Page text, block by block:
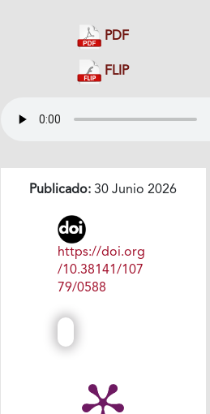
PDF
FLIP
Publicado: 30 Junio 2026
https://doi.org
/10.38141/107
79/0588